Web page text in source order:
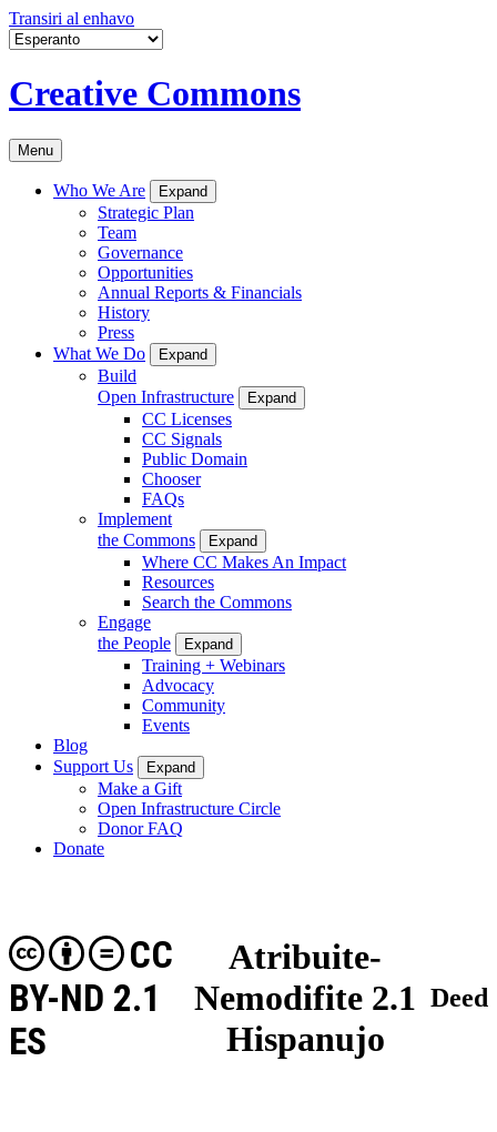
Transiri al enhavo
Creative Commons
Menu
Who We Are Expand
Strategic Plan
Team
Governance
Opportunities
Annual Reports & Financials
History
Press
What We Do
Expand
Build
Open Infrastructure
Expand
CC Licenses
CC Signals
Public Domain
Chooser
FAQs
Implement
the Commons
Expand
Where CC Makes An Impact
Resources
Search the Commons
Engage
the People
Expand
Training + Webinars
Advocacy
Community
Events
Blog
Support Us
Expand
Make a Gift
Open Infrastructure Circle
Donor FAQ
Donate
Atribuite-
Nemodifite 2.1
Hispanujo
CC
BY-ND 2.1
ES
Deed